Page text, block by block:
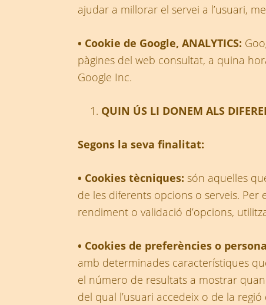
ajudar a millorar el servei a l’usuari,
• Cookie de Google, ANALYTICS:
pàgines del web consultat, a quina
Google Inc.
QUIN ÚS LI DONEM ALS
Segons la seva finalitat:
• Cookies tècniques: són aquelles
de les diferents opcions o serveis.
rendiment o validació d’opcions,
• Cookies de preferències o
amb determinades característiques
el número de resultats a mostrar
del qual l’usuari accedeix o de la